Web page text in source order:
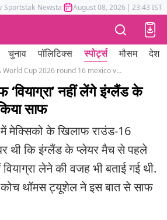
Sportstak Newstak Mumbai Tak Astrotak
August 08, 2026 | 23:43 IST
चुनाव पॉलिटिक्स स्पोर्ट्स मौसम देश
FIFA World Cup 2026 round 16 mexico vs england Thomas Tuche on Viagra rumours
नहीं लेंगे इंग्लैंड के
साफ
मेक्सिको के खिलाफ राउंड-16
थी कि इंग्लैंड के प्लेयर मैच से पहले
वियाग्रा लेने की वजह भी बताई गई थी.
थॉमस ट्यूशेल ने इस बात से साफ